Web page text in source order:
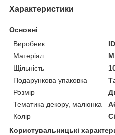
Характеристики
Основні
Виробник
Матеріал
Щільність
Подарункова упаковка
Розмір
Тематика декору, малюнка
Колір
Користувальницькі